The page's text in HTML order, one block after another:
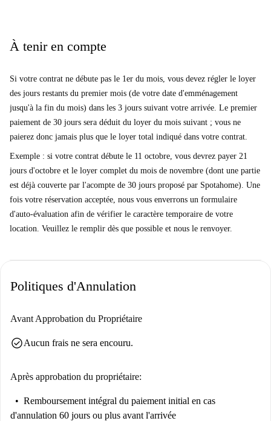
À tenir en compte
Si votre contrat ne débute pas le 1er du mois, vous devez régler le loyer
des jours restants du premier mois (de votre date d'emménagement
jusqu'à la fin du mois) dans les 3 jours suivant votre arrivée. Le premier
paiement de 30 jours sera déduit du loyer du mois suivant ; vous ne
paierez donc jamais plus que le loyer total indiqué dans votre contrat.
Exemple : si votre contrat débute le 11 octobre, vous devrez payer 21
jours d'octobre et le loyer complet du mois de novembre (dont une partie
est déjà couverte par l'acompte de 30 jours proposé par Spotahome). Une
fois votre réservation acceptée, nous vous enverrons un formulaire
d'auto-évaluation afin de vérifier le caractère temporaire de votre
location. Veuillez le remplir dès que possible et nous le renvoyer.
Politiques d'Annulation
Avant Approbation du Propriétaire
check_circleAucun frais ne sera encouru.
Après approbation du propriétaire:
Remboursement intégral du paiement initial en cas
d'annulation 60 jours ou plus avant l'arrivée